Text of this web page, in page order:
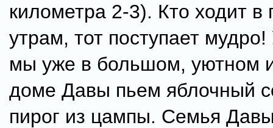
километра 2-3). Кто ходит в
утрам, тот поступает
мы уже в большом, уютном
доме Давы пьем яблочный
пирог из цампы. Семья